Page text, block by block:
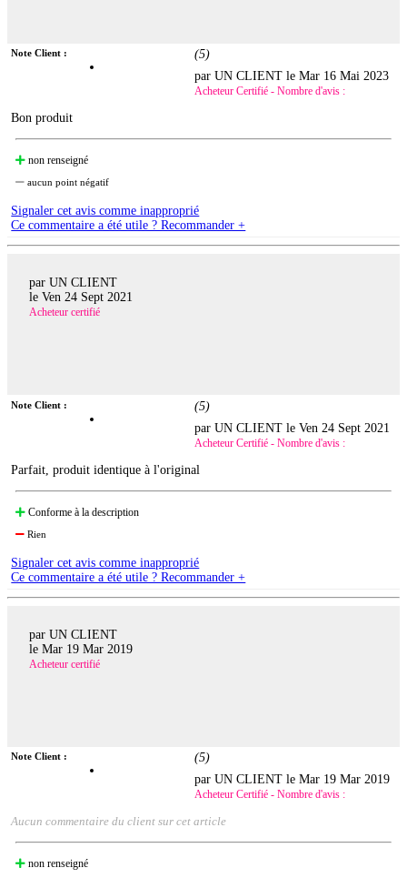
Note Client : (5)
par UN CLIENT leMar 16 Mai 2023
Acheteur Certifié - Nombre d'avis :
Bon produit
non renseigné
aucun point négatif
Signaler cet avis comme inapproprié
Ce commentaire a été utile ? Recommander +
par UN CLIENT
le Ven 24 Sept 2021
Acheteur certifié
Note Client : (5)
par UN CLIENT leVen 24 Sept 2021
Acheteur Certifié - Nombre d'avis :
Parfait, produit identique à l'original
Conforme à la description
Rien
Signaler cet avis comme inapproprié
Ce commentaire a été utile ? Recommander +
par UN CLIENT
le Mar 19 Mar 2019
Acheteur certifié
Note Client : (5)
par UN CLIENT leMar 19 Mar 2019
Acheteur Certifié - Nombre d'avis :
Aucun commentaire du client sur cet article
non renseigné